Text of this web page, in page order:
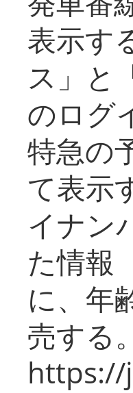
表示す
ス」と
のログ
特急の
て表示
イナン
た情報
に、年
売する